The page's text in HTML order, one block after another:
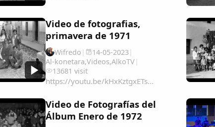
Video de fotografias,
primavera de 1971
Wifredo | 14-05-2023|
Al-konetara,Videos,AlkoTV|
13681 visit
https://youtu.be/kHxKztgxETs...
Video de Fotografías del
Álbum Enero de 1972